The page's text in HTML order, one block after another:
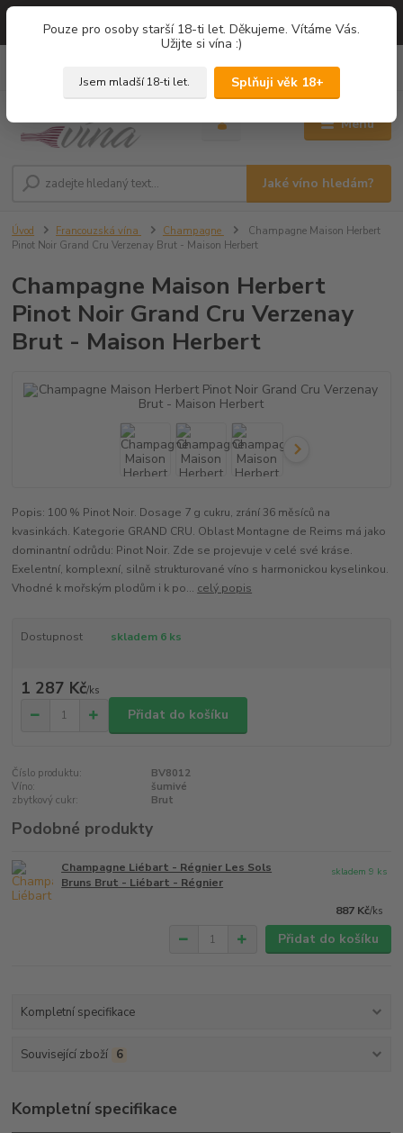
===
Pouze pro osoby starší 18-ti let. Děkujeme. Vítáme Vás.
Užijte si vína :)
Jsem mladší 18-ti let. Splňuji věk 18+
Menu
Jaké víno hledám?
0,00 Kč
Úvod Francouzská vína Champagne
Champagne Maison Herbert
Pinot Noir Grand Cru Verzenay Brut - Maison Herbert
Champagne Maison Herbert
Pinot Noir Grand Cru Verzenay
Brut - Maison Herbert
Popis: 100 % Pinot Noir. Dosage 7 g cukru, zrání 36 měsíců na
kvasinkách. Kategorie GRAND CRU. Oblast Montagne de Reims má jako
dominantní odrůdu: Pinot Noir. Zde se projevuje v celé své kráse.
Exelentní, komplexní, silně strukturované víno s harmonickou kyselinkou.
Vhodné k mořským plodům i k po... celý popis
Dostupnost skladem 6 ks
1 287 Kč/ks
Přidat do košíku
Číslo produktu:
BV8012
Víno:
šumivé
zbytkový cukr:
Brut
Podobné produkty
Champagne Liébart - Régnier Les Sols
Bruns Brut - Liébart - Régnier
887 Kč/ks
skladem 9 ks
Přidat do košíku
Kompletní specifikace
Související zboží 6
Kompletní specifikace